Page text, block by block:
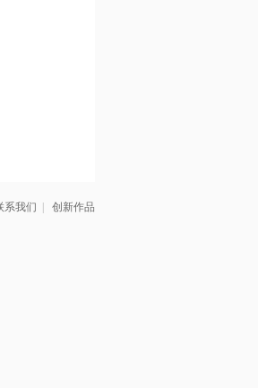
系我们 创新作品